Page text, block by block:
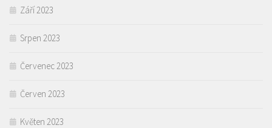
Září 2023
Srpen 2023
Červenec 2023
Červen 2023
Květen 2023